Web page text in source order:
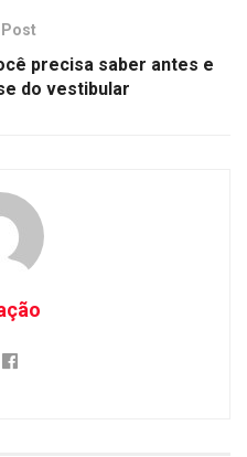
precisa saber antes e
do vestibular